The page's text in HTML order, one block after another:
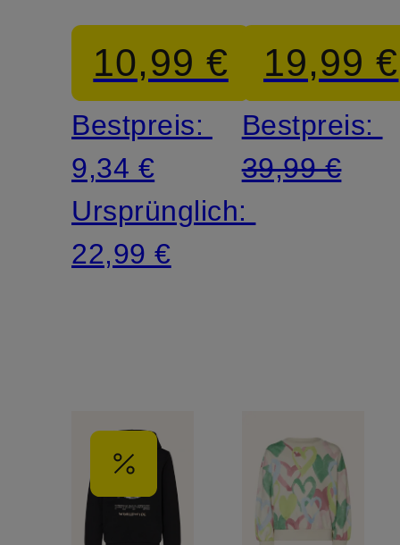
10,99 €
Bestpreis:
9,34 €
Ursprünglich:
22,99 €
19,99 €
Bestpreis:
39,99 €